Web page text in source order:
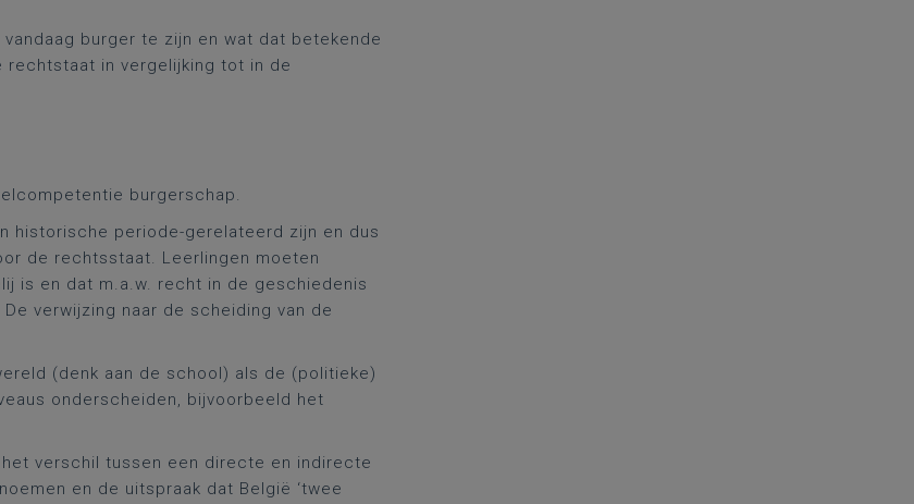
burger te zijn en wat dat betekende
rechtstaat in vergelijking tot in de
burgerschap.
historische periode-gerelateerd zijn en dus
de rechtsstaat. Leerlingen moeten
is en dat m.a.w. recht in de geschiedenis
verwijzing naar de scheiding van de
(denk aan de school) als de (politieke)
onderscheiden, bijvoorbeeld het
het verschil tussen een directe en indirecte
en de uitspraak dat België ‘twee